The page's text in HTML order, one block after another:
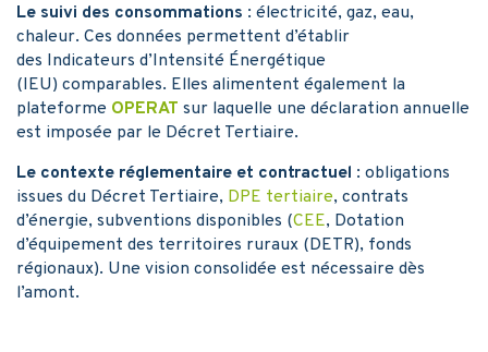
Le suivi des consommations : électricité, gaz, eau,
chaleur. Ces données permettent d’établir
des Indicateurs d’Intensité Énergétique
(IEU) comparables. Elles alimentent également la
plateforme OPERAT sur laquelle une déclaration annuelle
est imposée par le Décret Tertiaire.
Le contexte réglementaire et contractuel : obligations
issues du Décret Tertiaire, DPE tertiaire, contrats
d’énergie, subventions disponibles (CEE, Dotation
d’équipement des territoires ruraux (DETR), fonds
régionaux). Une vision consolidée est nécessaire dès
l’amont.